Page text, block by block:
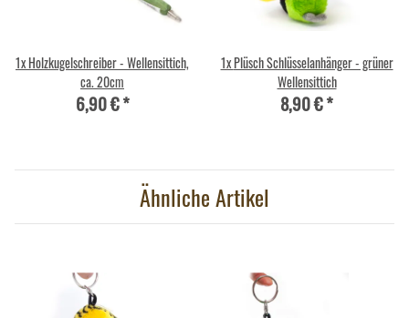
1xHolzkugelschreiber - Wellensittich,
ca. 20cm
6,90 €*
1xPlüsch Schlüsselanhänger - grüner
Wellensittich
8,90 €*
Ähnliche Artikel